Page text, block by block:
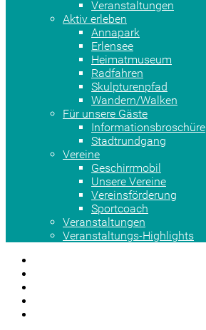
Veranstaltungen
Aktiv erleben
Annapark
Erlensee
Heimatmuseum
Radfahren
Skulpturenpfad
Wandern/Walken
Für unsere Gäste
Informationsbroschüre
Stadtrundgang
Vereine
Geschirrmobil
Unsere Vereine
Vereinsförderung
Sportcoach
Veranstaltungen
Veranstaltungs-Highlights